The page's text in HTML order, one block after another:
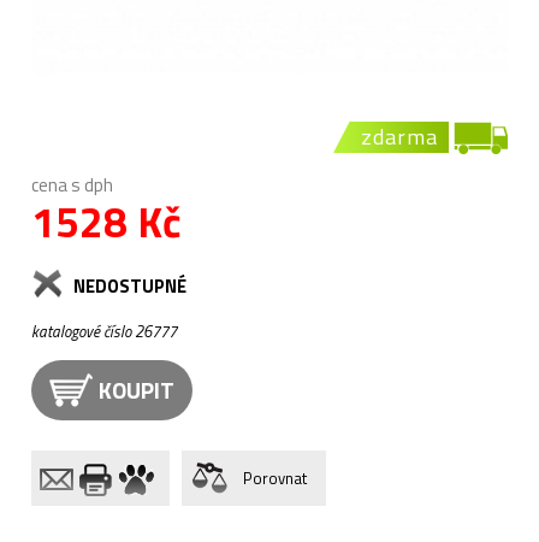
zdarma
cena s dph
1528 Kč
NEDOSTUPNÉ
katalogové číslo 26777
KOUPIT
Porovnat